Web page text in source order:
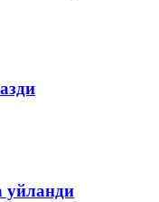
уйланди